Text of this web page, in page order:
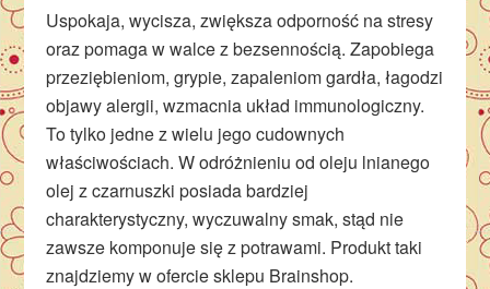
Uspokaja, wycisza, zwiększa odporność na stresy
oraz pomaga w walce z bezsennością. Zapobiega
przeziębieniom, grypie, zapaleniom gardła, łagodzi
objawy alergii, wzmacnia układ immunologiczny.
To tylko jedne z wielu jego cudownych
właściwościach. W odróżnieniu od oleju lnianego
olej z czarnuszki posiada bardziej
charakterystyczny, wyczuwalny smak, stąd nie
zawsze komponuje się z potrawami. Produkt taki
znajdziemy w ofercie sklepu Brainshop.